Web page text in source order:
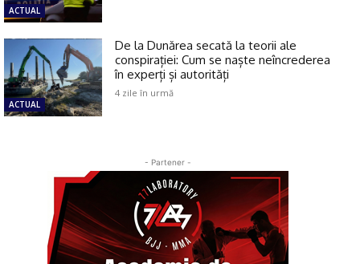
ACTUAL
ACTUAL
De la Dunărea secată la teorii ale
conspirației: Cum se naște neîncrederea
în experți și autorități
4 zile în urmă
- Partener -